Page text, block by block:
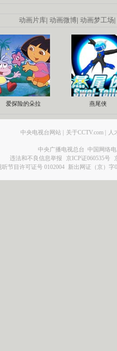
动画片库 动画微博 动画梦工场
爱探险的朵拉 燕尾侠
中央电视台网站 关于CCTV.com 人
中央广播电视总台 中国网络
违法和不良信息举报
京ICP证060535号
听节目许可证号 0102004 新出网证（京）